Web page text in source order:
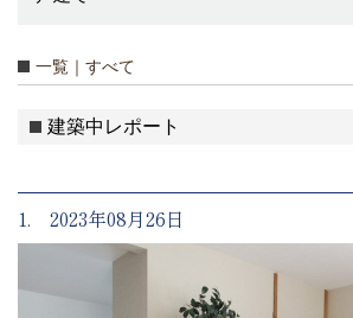
一覧｜すべて
建築中レポート
1. 2023年08月26日